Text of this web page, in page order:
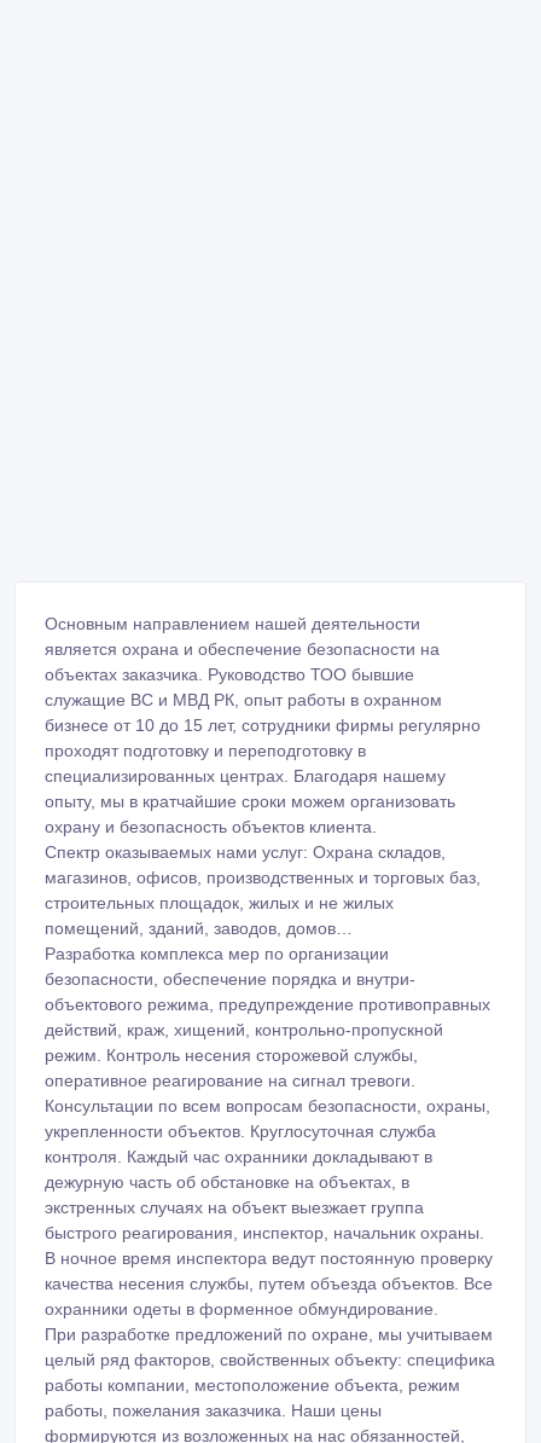
Основным направлением нашей деятельности
является охрана и обеспечение безопасности на
объектах заказчика. Руководство ТОО бывшие
служащие ВС и МВД РК, опыт работы в охранном
бизнесе от 10 до 15 лет, сотрудники фирмы регулярно
проходят подготовку и переподготовку в
специализированных центрах. Благодаря нашему
опыту, мы в кратчайшие сроки можем организовать
охрану и безопасность объектов клиента.
Спектр оказываемых нами услуг: Охрана складов,
магазинов, офисов, производственных и торговых баз,
строительных площадок, жилых и не жилых
помещений, зданий, заводов, домов…
Разработка комплекса мер по организации
безопасности, обеспечение порядка и внутри-
объектового режима, предупреждение противоправных
действий, краж, хищений, контрольно-пропускной
режим. Контроль несения сторожевой службы,
оперативное реагирование на сигнал тревоги.
Консультации по всем вопросам безопасности, охраны,
укрепленности объектов. Круглосуточная служба
контроля. Каждый час охранники докладывают в
дежурную часть об обстановке на объектах, в
экстренных случаях на объект выезжает группа
быстрого реагирования, инспектор, начальник охраны.
В ночное время инспектора ведут постоянную проверку
качества несения службы, путем объезда объектов. Все
охранники одеты в форменное обмундирование.
При разработке предложений по охране, мы учитываем
целый ряд факторов, свойственных объекту: специфика
работы компании, местоположение объекта, режим
работы, пожелания заказчика. Наши цены
формируются из возложенных на нас обязанностей,